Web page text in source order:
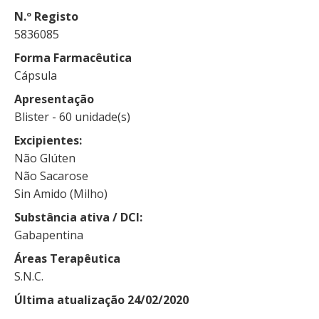
N.º Registo
5836085
Forma Farmacêutica
Cápsula
Apresentação
Blister - 60 unidade(s)
Excipientes
Não Glúten
Não Sacarose
Sin Amido (Milho)
Substância ativa / DCI
Gabapentina
Áreas Terapêutica
S.N.C.
Última atualização 24/02/2020